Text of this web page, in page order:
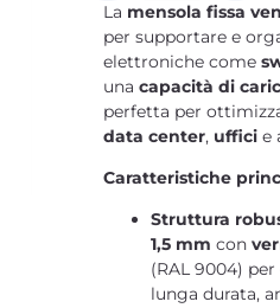
La mensola fissa
per supportare e
elettroniche come
una capacità di
perfetta per
data center, uffici e
Caratteristiche
Struttura
1,5 mm con
(RAL 9004)
lunga durata,